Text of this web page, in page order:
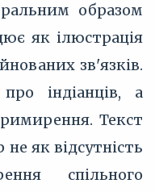
образом
як ілюстрація
зв'язків.
індіанців, а
Текст
як відсутність
спільного